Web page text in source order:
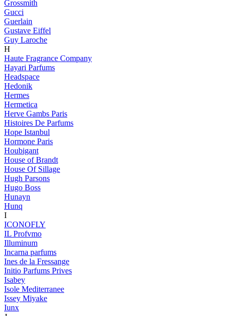
Grossmith
Gucci
Guerlain
Gustave Eiffel
Guy Laroche
H
Haute Fragrance Company
Hayari Parfums
Headspace
Hedonik
Hermes
Hermetica
Herve Gambs Paris
Histoires De Parfums
Hope Istanbul
Hormone Paris
Houbigant
House of Brandt
House Of Sillage
Hugh Parsons
Hugo Boss
Hunayn
Hunq
I
ICONOFLY
IL Profvmo
Illuminum
Incarna parfums
Ines de la Fressange
Initio Parfums Prives
Isabey
Isole Mediterranee
Issey Miyake
Iunx